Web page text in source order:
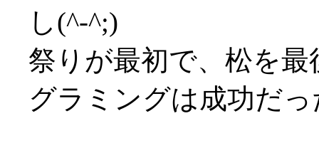
し(^-^;)
祭りが最初で、松を
グラミングは成功だ